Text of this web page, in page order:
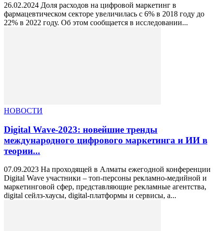
26.02.2024 Доля расходов на цифровой маркетинг в
фармацевтическом секторе увеличилась с 6% в 2018 году до
22% в 2022 году. Об этом сообщается в исследовании...
НОВОСТИ
Digital Wave-2023: новейшие тренды
международного цифрового маркетинга и ИИ в
теории...
07.09.2023 На проходящей в Алматы ежегодной конференции
Digital Wave участники – топ-персоны рекламно-медийной и
маркетинговой сфер, представляющие рекламные агентства,
digital сейлз-хаусы, digital-платформы и сервисы, а...